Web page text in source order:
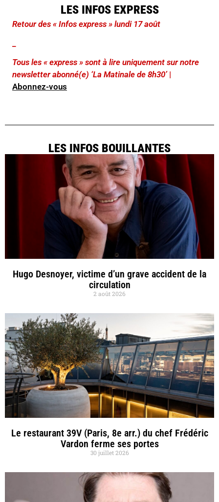
LES INFOS EXPRESS
Retour des « Infos express » lundi 17 août
Tous les « express » sont à lire uniquement sur notre
newsletter abonné(e) ‘La Matinale de 8h30’ |
Abonnez-vous
LES INFOS BOUILLANTES
Hugo Desnoyer, victime d’un grave accident de la
circulation
2 août 2026
Le restaurant 39V (Paris, 8e arr.) du chef Frédéric
Vardon ferme ses portes
30 juillet 2026